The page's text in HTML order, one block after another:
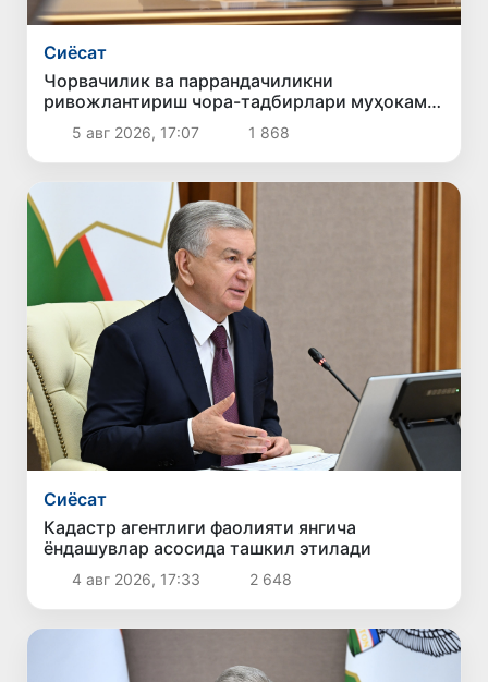
Сиёсат
Чорвачилик ва паррандачиликни
ривожлантириш чора-тадбирлари муҳокама
қилинди
5 авг 2026, 17:07 1 868
Сиёсат
Кадастр агентлиги фаолияти янгича
ёндашувлар асосида ташкил этилади
4 авг 2026, 17:33 2 648